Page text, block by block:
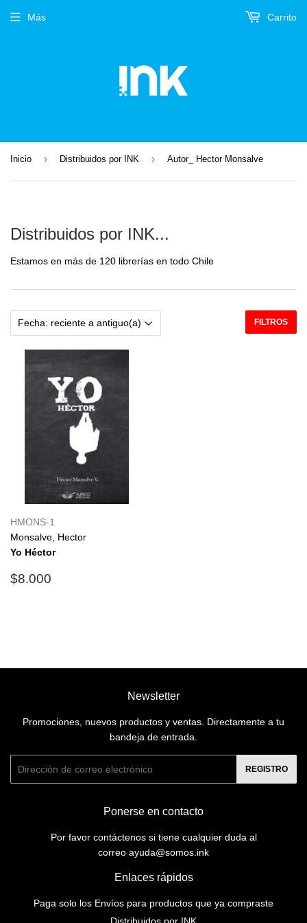
Más Carrito
Inicio › Distribuidos por INK › Autor_ Hector Monsalve
Distribuidos por INK...
Estamos en más de 120 librerías en todo Chile
FILTROS
HMONS-1
Monsalve, Hector
Yo Héctor
Precio
$8.000
Newsletter
Promociones, nuevos productos y ventas. Directamente a tu
bandeja de entrada.
REGISTRO
Ponerse en contacto
Por favor contáctenos si tiene cualquier duda al
correo ayuda@somos.ink
Enlaces rápidos
Paga solo los Envíos para productos que ya compraste
Distribuidos por INK